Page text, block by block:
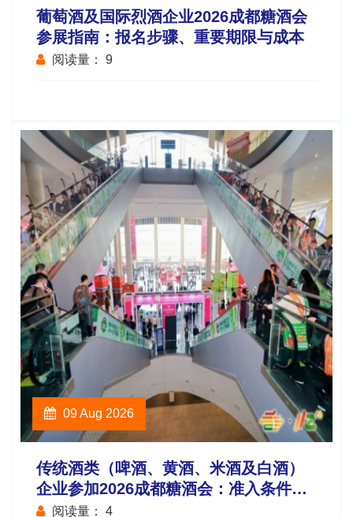
葡萄酒及国际烈酒企业2026成都糖酒会
参展指南：报名步骤、重要期限与成本
阅读量： 9
09 Aug 2026
传统酒类（啤酒、黄酒、米酒及白酒）
企业参加2026成都糖酒会：准入条件、
报名流程、截止时间与展位费用
阅读量： 4